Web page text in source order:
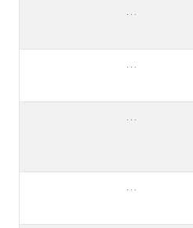
,
,
,
,
,
,
,
,
,
,
,
,